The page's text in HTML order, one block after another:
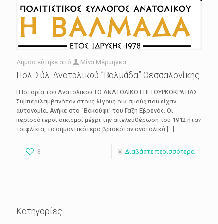
Δημοσιεύτηκε από Μίνα Μέρμηγκα
Πολ. Σύλ. Ανατολικού ”Βαλμάδα” Θεσσαλονίκης
Η Ιστορία του Ανατολικού ΤΟ ΑΝΑΤΟΛΙΚΟ ΕΠΙ ΤΟΥΡΚΟΚΡΑΤΙΑΣ:
Συμπεριλαμβανόταν στους λίγους οικισμούς που είχαν
αυτονομία. Ανήκε στο ‘’Βακούφι’’ του Γαζή Εβρενός. Οι
περισσότεροι οικισμοί μέχρι την απελευθέρωση του 1912 ήταν
τσιφλίκια, τα σημαντικότερα βρισκόταν ανατολικά […]
3 Διαβάστε περισσότερα
Κατηγορίες